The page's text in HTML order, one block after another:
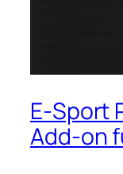
E-Sport
Add-on